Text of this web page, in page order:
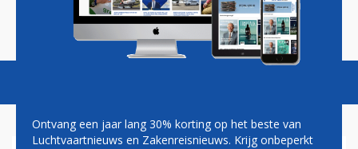
Magazine Podcasts Vacatures
Ontvang een jaar lang 30% korting op het beste van
Luchtvaartnieuws en Zakenreisnieuws. Krijg onbeperkt